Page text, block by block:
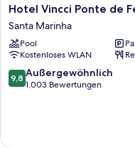
Hotel
Vincci
Ponte
de
Ferro
Santa
Marinha
Hotel Vincci Ponte de
Santa Marinha
Pool
Kostenloses WLAN
9.8
von
9,8 Außergewöhnlich
1.003 Bewertungen